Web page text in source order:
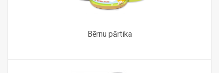
Bērnu pārtika